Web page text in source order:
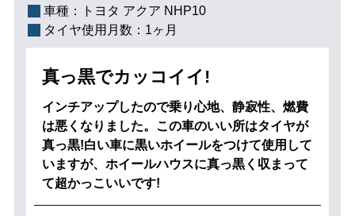
車種：
トヨタ アクア NHP10
タイヤ使用月数： 1ヶ月
真っ黒でカッコイイ!
インチアップしたので乗り心地、静寂性、燃費
は悪くなりました。この車のいい所はタイヤが
真っ黒!白い車に黒いホイールをつけて使用して
いますが、ホイールハウスに真っ黒く収まって
て超かっこいいです!